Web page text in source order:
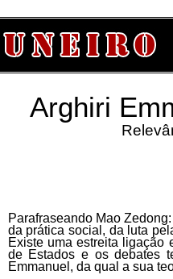
Arghiri
Parafraseando Mao
da prática social, da luta
Existe uma estreita ligação
de Estados e os debates
Emmanuel, da qual a sua